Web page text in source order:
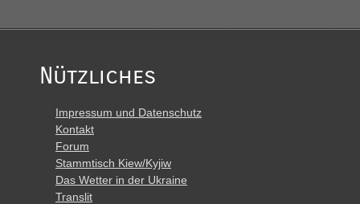
Nützliches
Impressum und Datenschutz
Kontakt
Forum
Stammtisch Kiew/Kyjiw
Das Wetter in der Ukraine
Translit